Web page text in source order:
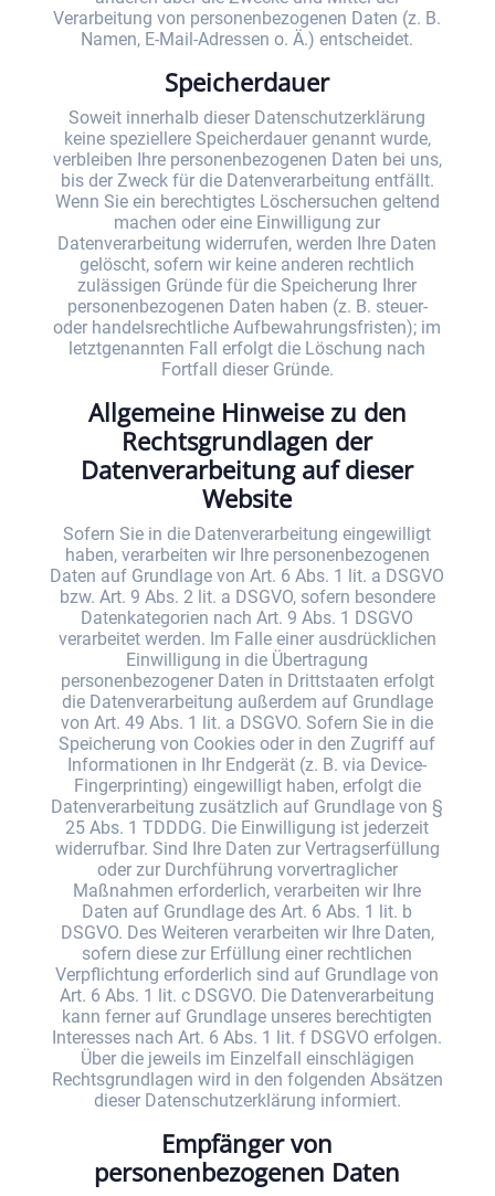
Verarbeitung von personenbezogenen Daten (z. B.
Namen, E-Mail-Adressen o. Ä.) entscheidet.
Speicherdauer
Soweit innerhalb dieser Datenschutzerklärung
keine speziellere Speicherdauer genannt wurde,
verbleiben Ihre personenbezogenen Daten bei uns,
bis der Zweck für die Datenverarbeitung entfällt.
Wenn Sie ein berechtigtes Löschersuchen geltend
machen oder eine Einwilligung zur
Datenverarbeitung widerrufen, werden Ihre Daten
gelöscht, sofern wir keine anderen rechtlich
zulässigen Gründe für die Speicherung Ihrer
personenbezogenen Daten haben (z. B. steuer-
oder handelsrechtliche Aufbewahrungsfristen); im
letztgenannten Fall erfolgt die Löschung nach
Fortfall dieser Gründe.
Allgemeine Hinweise zu den
Rechtsgrundlagen der
Datenverarbeitung auf dieser
Website
Sofern Sie in die Datenverarbeitung eingewilligt
haben, verarbeiten wir Ihre personenbezogenen
Daten auf Grundlage von Art. 6 Abs. 1 lit. a DSGVO
bzw. Art. 9 Abs. 2 lit. a DSGVO, sofern besondere
Datenkategorien nach Art. 9 Abs. 1 DSGVO
verarbeitet werden. Im Falle einer ausdrücklichen
Einwilligung in die Übertragung
personenbezogener Daten in Drittstaaten erfolgt
die Datenverarbeitung außerdem auf Grundlage
von Art. 49 Abs. 1 lit. a DSGVO. Sofern Sie in die
Speicherung von Cookies oder in den Zugriff auf
Informationen in Ihr Endgerät (z. B. via Device-
Fingerprinting) eingewilligt haben, erfolgt die
Datenverarbeitung zusätzlich auf Grundlage von §
25 Abs. 1 TDDDG. Die Einwilligung ist jederzeit
widerrufbar. Sind Ihre Daten zur Vertragserfüllung
oder zur Durchführung vorvertraglicher
Maßnahmen erforderlich, verarbeiten wir Ihre
Daten auf Grundlage des Art. 6 Abs. 1 lit. b
DSGVO. Des Weiteren verarbeiten wir Ihre Daten,
sofern diese zur Erfüllung einer rechtlichen
Verpflichtung erforderlich sind auf Grundlage von
Art. 6 Abs. 1 lit. c DSGVO. Die Datenverarbeitung
kann ferner auf Grundlage unseres berechtigten
Interesses nach Art. 6 Abs. 1 lit. f DSGVO erfolgen.
Über die jeweils im Einzelfall einschlägigen
Rechtsgrundlagen wird in den folgenden Absätzen
dieser Datenschutzerklärung informiert.
Empfänger von
personenbezogenen Daten